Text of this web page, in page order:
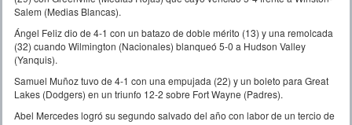
Salem (Medias Blancas).
Ángel Feliz dio de 4-1 con un batazo de doble mérito (13) y una remolcada
(32) cuando Wilmington (Nacionales) blanqueó 5-0 a Hudson Valley
(Yanquis).
Samuel Muñoz tuvo de 4-1 con una empujada (22) y un boleto para Great
Lakes (Dodgers) en un triunfo 12-2 sobre Fort Wayne (Padres).
Abel Mercedes logró su segundo salvado del año con labor de un tercio de